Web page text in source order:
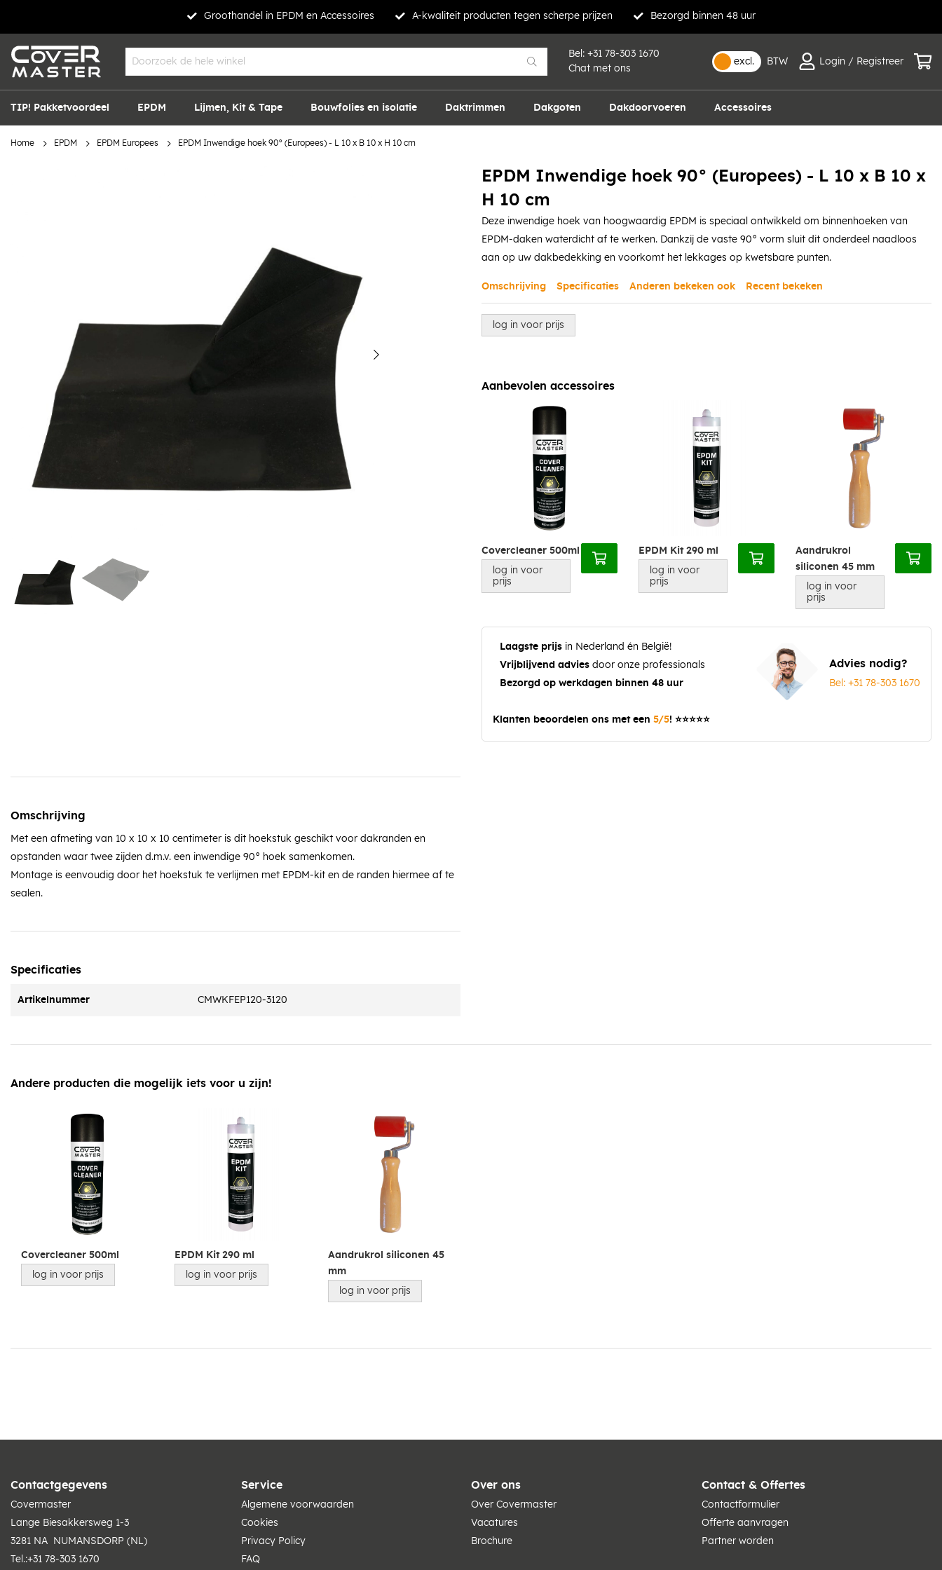
Groothandel in EPDM en Accessoires A-kwaliteit producten tegen scherpe prijzen Bezorgd binnen 48 uur
Bel:+31 78-303 1670
Chat met ons
excl. BTW Login / Registreer
TIP! Pakketvoordeel EPDM Lijmen, Kit & Tape Bouwfolies en isolatie Daktrimmen Dakgoten Dakdoorvoeren Accessoires
Home EPDM EPDM Europees EPDM Inwendige hoek 90° (Europees) - L 10 x B 10 x H 10 cm
EPDM Inwendige hoek 90° (Europees) - L 10 x B 10 x
H 10 cm
Deze inwendige hoek van hoogwaardig EPDM is speciaal ontwikkeld om binnenhoeken van
EPDM-daken waterdicht af te werken. Dankzij de vaste 90° vorm sluit dit onderdeel naadloos
aan op uw dakbedekking en voorkomt het lekkages op kwetsbare punten.
Omschrijving Specificaties Anderen bekeken ook Recent bekeken
log in voor prijs
Aanbevolen accessoires
Covercleaner 500ml
log in voor
prijs
EPDM Kit 290 ml
log in voor
prijs
Aandrukrol
siliconen 45 mm
log in voor
prijs
Laagste prijs in Nederland én België!
Vrijblijvend advies door onze professionals
Bezorgd op werkdagen binnen 48 uur
Klanten beoordelen ons met een 5/5! ⭐⭐⭐⭐⭐
Advies nodig?
Bel: +31 78-303 1670
Omschrijving
Met een afmeting van 10 x 10 x 10 centimeter is dit hoekstuk geschikt voor dakranden en
opstanden waar twee zijden d.m.v. een inwendige 90° hoek samenkomen.
Montage is eenvoudig door het hoekstuk te verlijmen met EPDM-kit en de randen hiermee af te
sealen.
Specificaties
Artikelnummer CMWKFEP120-3120
Andere producten die mogelijk iets voor u zijn!
Covercleaner 500ml
log in voor prijs
EPDM Kit 290 ml
log in voor prijs
Aandrukrol siliconen 45
mm
log in voor prijs
Contactgegevens
Covermaster
Lange Biesakkersweg 1-3
3281 NA NUMANSDORP (NL)
Tel.:+31 78-303 1670
Service
Algemene voorwaarden
Cookies
Privacy Policy
FAQ
Over ons
Over Covermaster
Vacatures
Brochure
Contact & Offertes
Contactformulier
Offerte aanvragen
Partner worden